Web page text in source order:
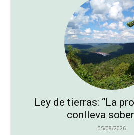
Ley de tierras: “La
conlleva
05/08/2026